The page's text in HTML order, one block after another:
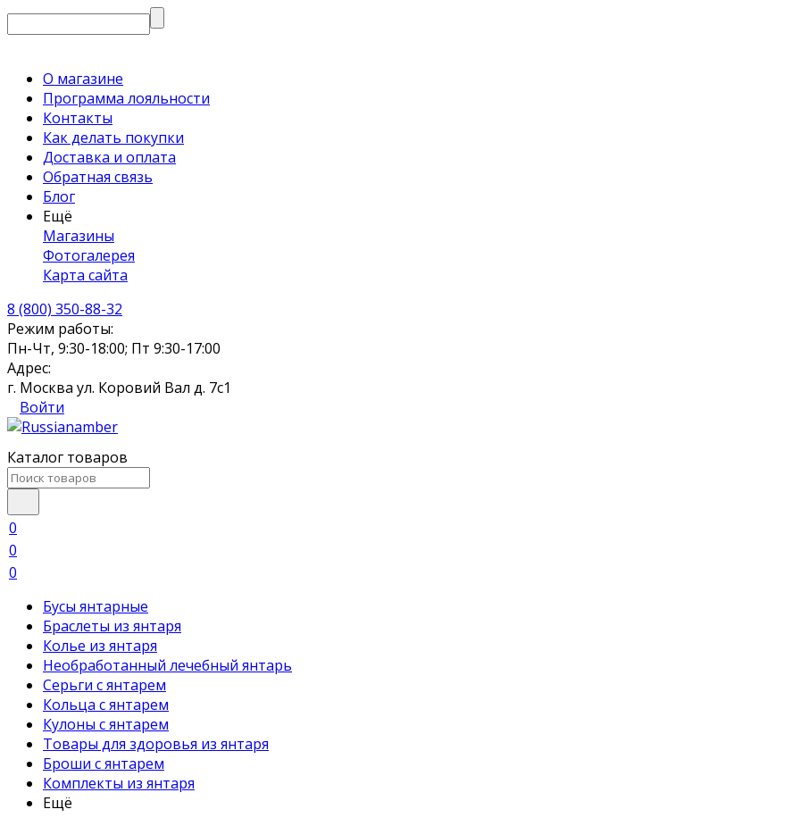
О магазине
Программа лояльности
Контакты
Как делать покупки
Доставка и оплата
Обратная связь
Блог
Ещё
Магазины
Фотогалерея
Карта сайта
8 (800) 350-88-32
Режим работы:
Пн-Чт, 9:30-18:00; Пт 9:30-17:00
Адрес:
г. Москва ул. Коровий Вал д. 7с1
Войти
Каталог товаров
0
0
0
Бусы янтарные
Браслеты из янтаря
Колье из янтаря
Необработанный лечебный янтарь
Серьги с янтарем
Кольца с янтарем
Кулоны с янтарем
Товары для здоровья из янтаря
Броши с янтарем
Комплекты из янтаря
Ещё